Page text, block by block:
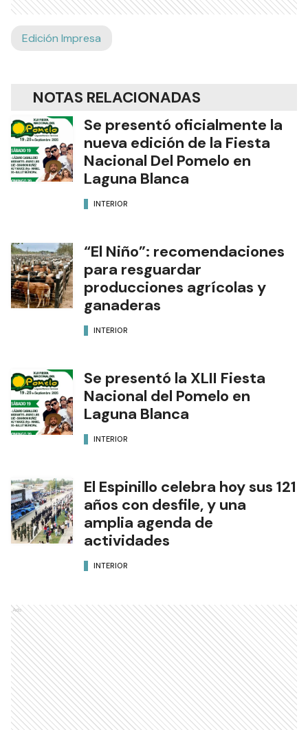
Edición Impresa
NOTAS RELACIONADAS
Se presentó oficialmente la
nueva edición de la Fiesta
Nacional Del Pomelo en
Laguna Blanca
INTERIOR
“El Niño”: recomendaciones
para resguardar
producciones agrícolas y
ganaderas
INTERIOR
Se presentó la XLII Fiesta
Nacional del Pomelo en
Laguna Blanca
INTERIOR
El Espinillo celebra hoy sus 121
años con desfile, y una
amplia agenda de
actividades
INTERIOR
Ads